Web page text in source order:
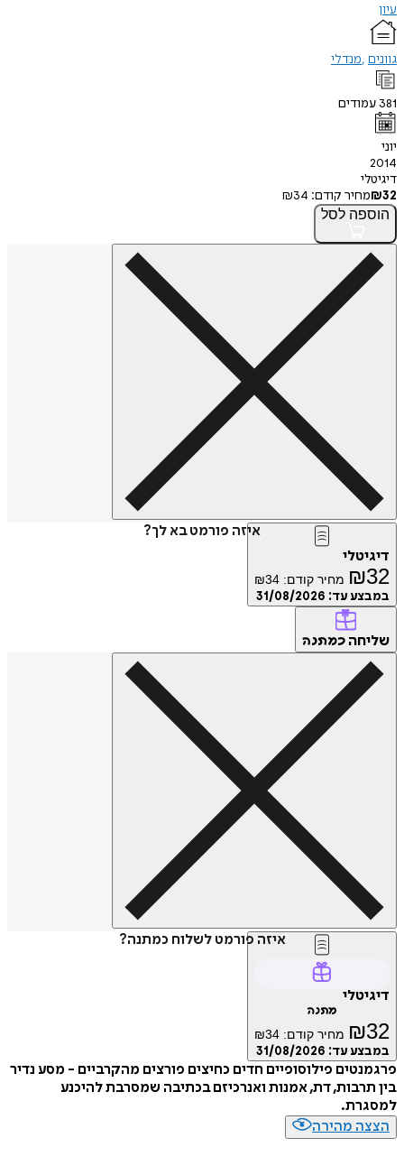
עיון
גוונים מנדלי
381 עמודים
יוני
2014
דיגיטלי
₪32 מחיר קודם: ₪34
הוספה לסל
איזה פורמט בא לך?
דיגיטלי
₪32 מחיר קודם: ₪34
במבצע עד: 31/08/2026
שליחה כמתנה
איזה פורמט לשלוח כמתנה?
דיגיטלי
מתנה
₪32 מחיר קודם: ₪34
במבצע עד: 31/08/2026
פרגמנטים פילוסופיים חדים כחיצים פורצים מהקרביים - מסע נדיר
בין תרבות, דת, אמנות ואנרכיזם בכתיבה שמסרבת להיכנע
למסגרת.
הצצה מהירה